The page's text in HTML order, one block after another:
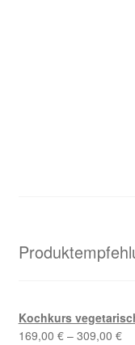
Kochkurs
169,00 €– 309,00 €